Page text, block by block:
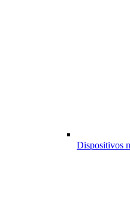
Dispositivos